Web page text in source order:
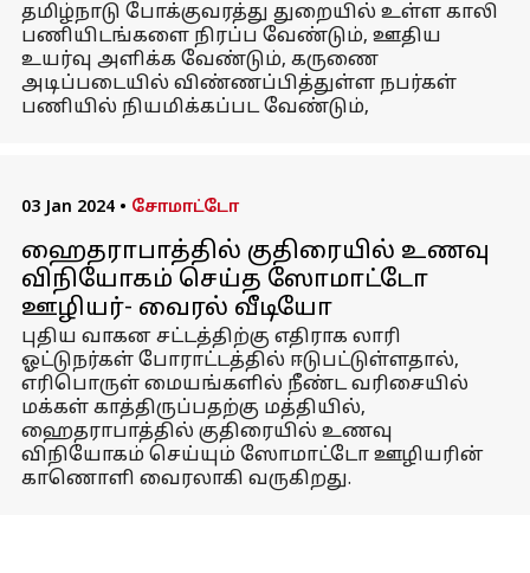
தமிழ்நாடு போக்குவரத்து துறையில் உள்ள காலி
பணியிடங்களை நிரப்ப வேண்டும், ஊதிய
உயர்வு அளிக்க வேண்டும், கருணை
அடிப்படையில் விண்ணப்பித்துள்ள நபர்கள்
பணியில் நியமிக்கப்பட வேண்டும்,
03 Jan 2024 • சோமாட்டோ
ஹைதராபாத்தில் குதிரையில் உணவு
விநியோகம் செய்த ஸோமாட்டோ
ஊழியர்- வைரல் வீடியோ
புதிய வாகன சட்டத்திற்கு எதிராக லாரி
ஓட்டுநர்கள் போராட்டத்தில் ஈடுபட்டுள்ளதால்,
எரிபொருள் மையங்களில் நீண்ட வரிசையில்
மக்கள் காத்திருப்பதற்கு மத்தியில்,
ஹைதராபாத்தில் குதிரையில் உணவு
விநியோகம் செய்யும் ஸோமாட்டோ ஊழியரின்
காணொளி வைரலாகி வருகிறது.